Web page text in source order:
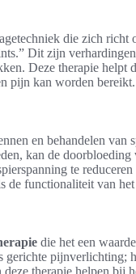
die zich
Dit zijn
Deze therapie helpt
pijn kan worden bereikt.
en behandelen
kan de
te
de functionaliteit van
die het een
pijnverlichting;
therapie helpen bij